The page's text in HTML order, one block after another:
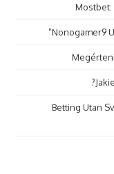
Mostbet:
Nonogamer9
Betting Utan